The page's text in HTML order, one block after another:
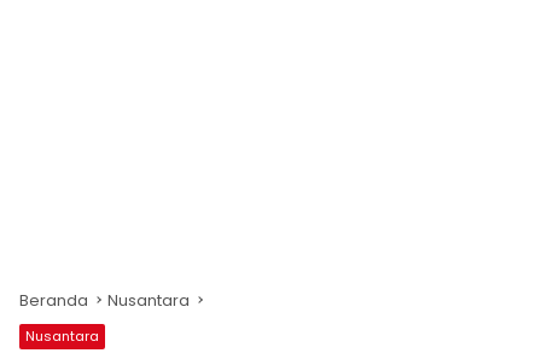
Beranda Nusantara
Nusantara